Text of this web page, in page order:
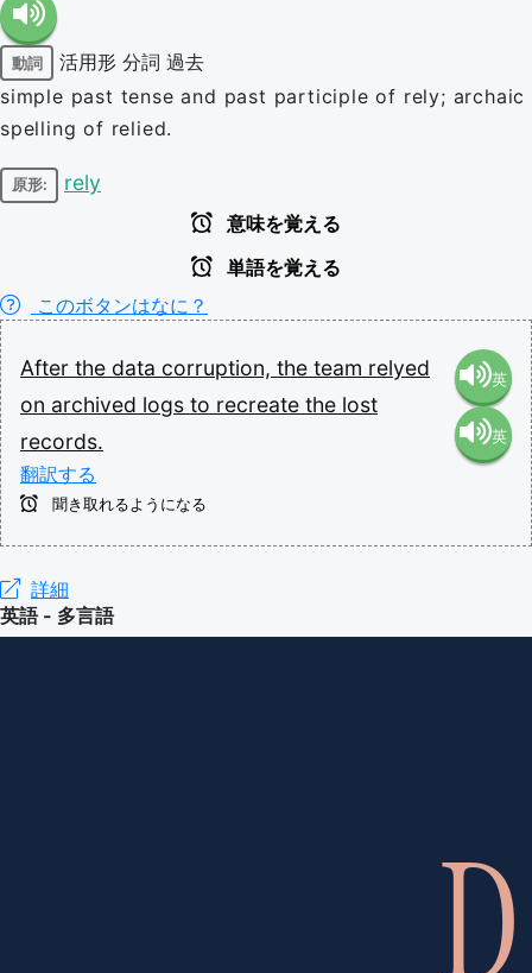
動詞 活用形 分詞 過去
simple past tense and past participle of rely; archaic
spelling of relied.
原形: rely
意味を覚える
単語を覚える
このボタンはなに？
After the data corruption, the team relyed
on archived logs to recreate the lost
records.
翻訳する
英
語（米
英
聞き取れるようになる
詳細
英語 - 多言語